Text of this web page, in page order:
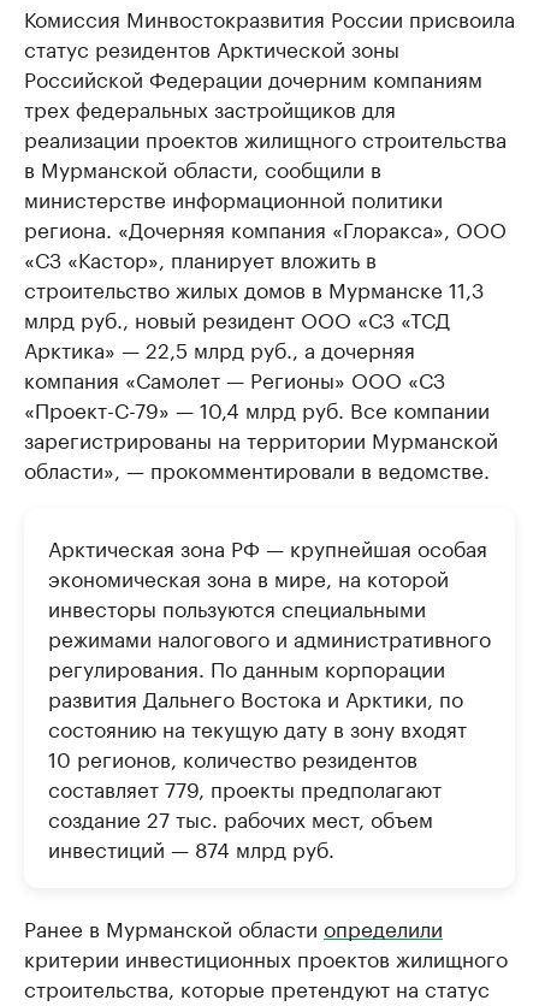
Комиссия Минвостокразвития России присвоила
статус резидентов Арктической зоны
Российской Федерации дочерним компаниям
трех федеральных застройщиков для
реализации проектов жилищного строительства
в Мурманской области, сообщили в
министерстве информационной политики
региона. «Дочерняя компания «Глоракса», ООО
«СЗ «Кастор», планирует вложить в
строительство жилых домов в Мурманске 11,3
млрд руб., новый резидент ООО «СЗ «ТСД
Арктика» — 22,5 млрд руб., а дочерняя
компания «Самолет — Регионы» ООО «СЗ
«Проект-С-79» — 10,4 млрд руб. Все компании
зарегистрированы на территории Мурманской
области», — прокомментировали в ведомстве.
Арктическая зона РФ — крупнейшая особая
экономическая зона в мире, на которой
инвесторы пользуются специальными
режимами налогового и административного
регулирования. По данным корпорации
развития Дальнего Востока и Арктики, по
состоянию на текущую дату в зону входят
10 регионов, количество резидентов
составляет 779, проекты предполагают
создание 27 тыс. рабочих мест, объем
инвестиций — 874 млрд руб.
Ранее в Мурманской области определили
критерии инвестиционных проектов жилищного
строительства, которые претендуют на статус